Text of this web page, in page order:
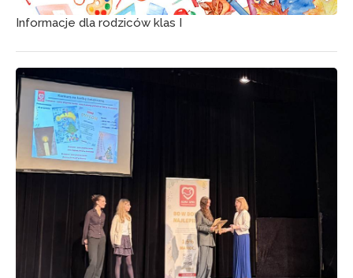
Informacje dla rodziców klas I